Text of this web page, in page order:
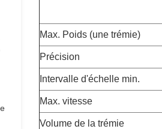
Max. Poids (une trémie)
Précision
Intervalle d'échelle min.
Max. vitesse
Volume de la trémie